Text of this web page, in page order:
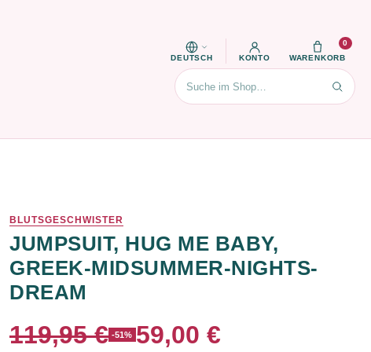
DEUTSCH KONTO WARENKORB
0
Suchen
BLUTSGESCHWISTER
JUMPSUIT, HUG ME BABY,
GREEK-MIDSUMMER-NIGHTS-
DREAM
119,95 € -51% 59,00 €